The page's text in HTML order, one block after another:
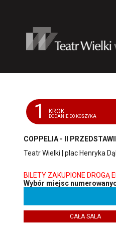
'
1 KROK
DODANIE DO KOSZYKA
COPPELIA - II
Teatr Wielki | plac Henryka
Wybór miejsc
CAŁA SALA